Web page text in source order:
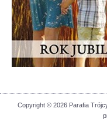
Copyright © 2026 Parafia